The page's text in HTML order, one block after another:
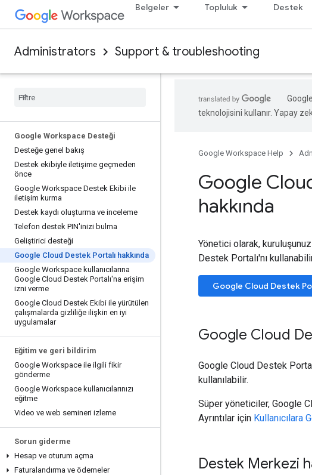
Belgeler Topluluk Destek
Administrators Support & troubleshooting
Google Workspace Desteği
Desteğe genel bakış
Destek ekibiyle iletişime geçmeden
önce
Google Workspace Destek Ekibi ile
iletişim kurma
Destek kaydı oluşturma ve inceleme
Telefon destek PIN'inizi bulma
Geliştirici desteği
Google Cloud Destek Portalı hakkında
Google Workspace kullanıcılarına
Google Cloud Destek Portalı'na erişim
izni verme
Google Cloud Destek Ekibi ile yürütülen
çalışmalarda gizliliğe ilişkin en iyi
uygulamalar
Eğitim ve geri bildirim
Google Workspace ile ilgili fikir
gönderme
Google Workspace kullanıcılarınızı
eğitme
Video ve web semineri izleme
Sorun giderme
Hesap ve oturum açma
Faturalandırma ve ödemeler
teknolojisini kullanır. Yapay
Google Workspace Help
Google
hakkında
Yönetici olarak,
Destek Portalı'nı
Google Cloud Destek
Google Cloud
Google Cloud Destek
kullanılabilir.
Süper yöneticiler, Google
Ayrıntılar için Kullanıcılara
Destek Merkezi